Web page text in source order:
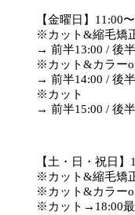
【金曜日】11:00
※カット&縮毛矯
→ 前半13:00 / 後
※カット&カラー
→ 前半14:00 / 後
※カット
→ 前半15:00 / 後
【土・日・祝日】
※カット&縮毛矯
※カット&カラー
※カット→18:00